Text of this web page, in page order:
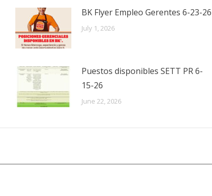
BK Flyer Empleo Gerentes 6-23-26
July 1, 2026
Puestos disponibles SETT PR 6-
15-26
June 22, 2026